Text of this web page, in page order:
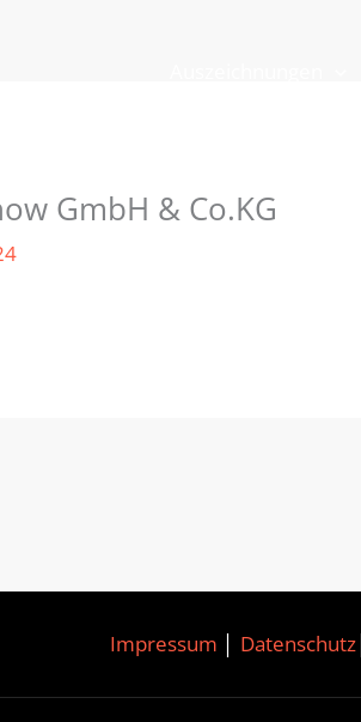
GmbH & Co.KG
Impressum Datenschutz│